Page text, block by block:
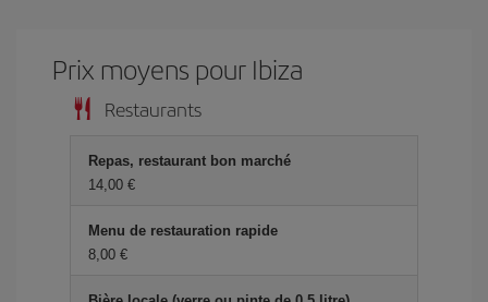
Prix ​​moyens pour Ibiza
Restaurants
Repas, restaurant bon marché
14,00 €
Menu de restauration rapide
8,00 €